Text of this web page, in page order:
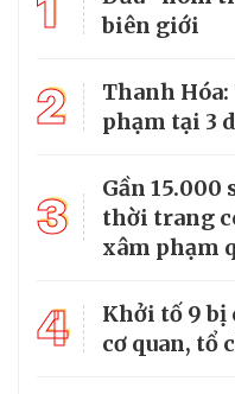
biên giới
2
Thanh
phạm tại 3
3
Gần 15.000
thời trang
xâm phạm
4
Khởi tố 9 bị
cơ quan, tổ